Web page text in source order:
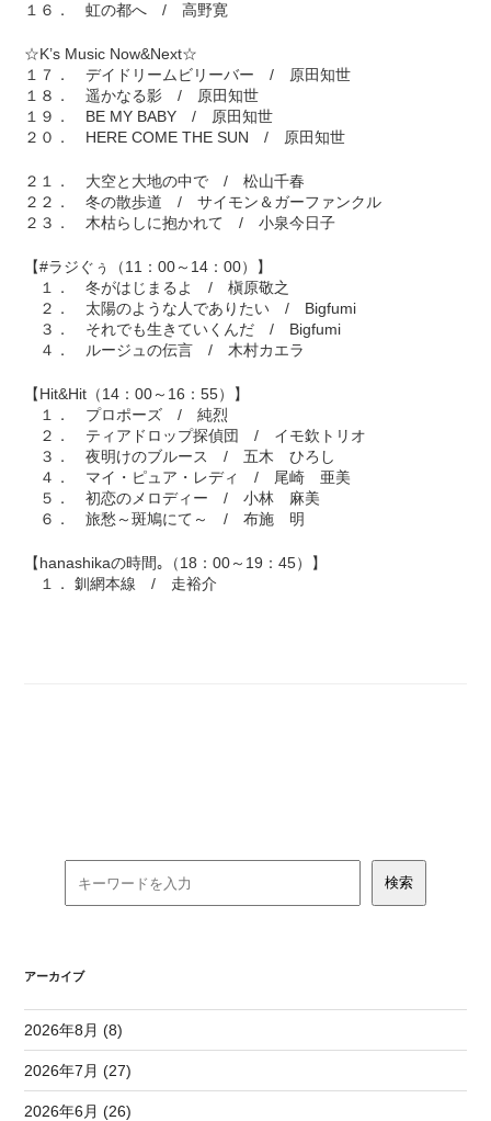
１６． 虹の都へ / 高野寛
☆K’s Music Now&Next☆
１７． デイドリームビリーバー / 原田知世
１８． 遥かなる影 / 原田知世
１９． BE MY BABY / 原田知世
２０． HERE COME THE SUN / 原田知世
２１． 大空と大地の中で / 松山千春
２２． 冬の散歩道 / サイモン＆ガーファンクル
２３． 木枯らしに抱かれて / 小泉今日子
【#ラジぐぅ（11：00～14：00）】
１． 冬がはじまるよ / 槇原敬之
２． 太陽のような人でありたい / Bigfumi
３． それでも生きていくんだ / Bigfumi
４． ルージュの伝言 / 木村カエラ
【Hit&Hit（14：00～16：55）】
１． プロポーズ / 純烈
２． ティアドロップ探偵団 / イモ欽トリオ
３． 夜明けのブルース / 五木 ひろし
４． マイ・ピュア・レディ / 尾崎 亜美
５． 初恋のメロディー / 小林 麻美
６． 旅愁～斑鳩にて～ / 布施 明
【hanashikaの時間｡（18：00～19：45）】
１． 釧網本線 / 走裕介
アーカイブ
2026年8月 (8)
2026年7月 (27)
2026年6月 (26)